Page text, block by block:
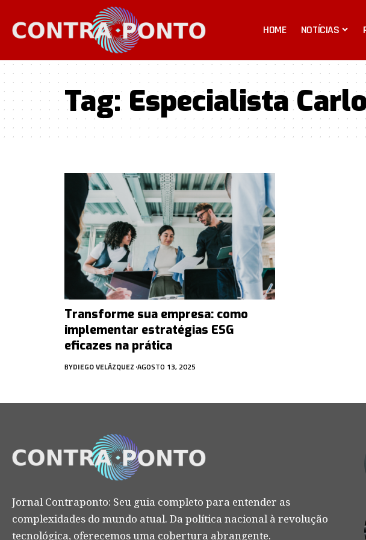
HOME NOTÍCIAS
Tag: Especialista
Transforme sua empresa: como
implementar estratégias ESG
eficazes na prática
BYDIEGO VELÁZQUEZ AGOSTO 13, 2025
Jornal Contraponto: Seu guia completo para entender as
complexidades do mundo atual. Da política nacional à revolução
tecnológica, oferecemos uma cobertura abrangente.